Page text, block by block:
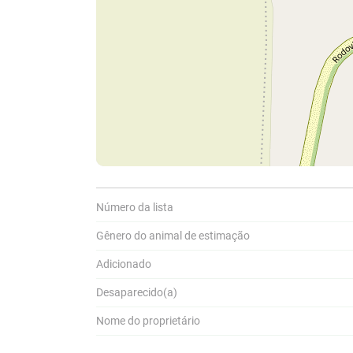
Número da lista
Gênero do animal de estimação
Adicionado
Desaparecido(a)
Nome do proprietário